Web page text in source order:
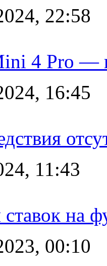
22:58
4 Pro —
16:45
11:43
на
00:10